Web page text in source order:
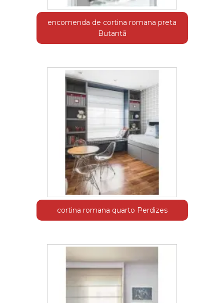
encomenda de cortina romana preta
Butantã
cortina romana quarto Perdizes